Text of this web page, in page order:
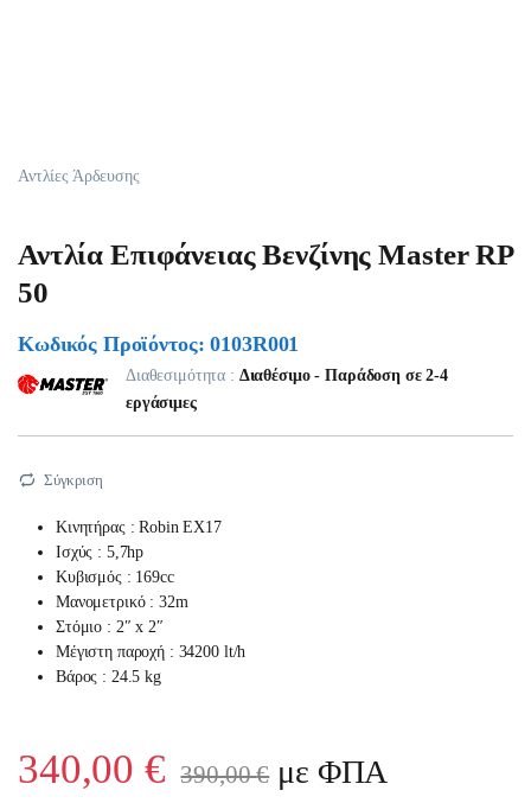
Αντλίες Άρδευσης
Αντλία Επιφάνειας Βενζίνης Master RP
50
Κωδικός Προϊόντος: 0103R001
Διαθεσιμότητα : Διαθέσιμο - Παράδοση σε 2-4
εργάσιμες
Σύγκριση
Κινητήρας : Robin EX17
Ισχύς : 5,7hp
Κυβισμός : 169cc
Μανομετρικό : 32m
Στόμιο : 2″ x 2″
Μέγιστη παροχή : 34200 lt/h
Βάρος : 24.5 kg
340,00€ 390,00€με ΦΠΑ